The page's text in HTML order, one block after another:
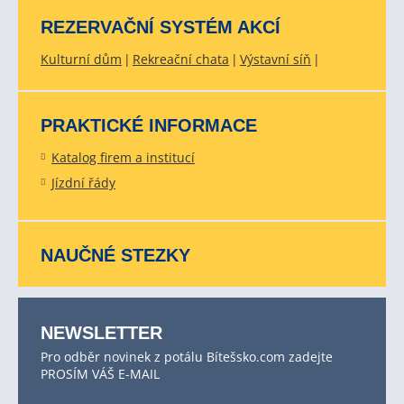
REZERVAČNÍ SYSTÉM AKCÍ
Kulturní dům Rekreační chata Výstavní síň
PRAKTICKÉ INFORMACE
Katalog firem a institucí
Jízdní řády
NAUČNÉ STEZKY
NEWSLETTER
Pro odběr novinek z potálu Bítešsko.com zadejte
PROSÍM VÁŠ E-MAIL